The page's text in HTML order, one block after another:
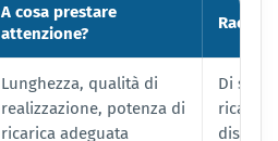
A cosa prestare
attenzione?
Lunghezza, qualità di
realizzazione, potenza di
ricarica adeguata
Di
ricarica